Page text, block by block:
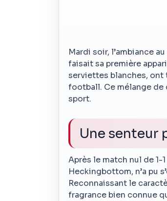
Mardi soir, l’ambiance
faisait sa première
serviettes blanches, ont
football. Ce mélange de
sport.
Une senteur
Après le match nul de 1-
Heckingbottom, n’a pu
Reconnaissant le
fragrance bien connue